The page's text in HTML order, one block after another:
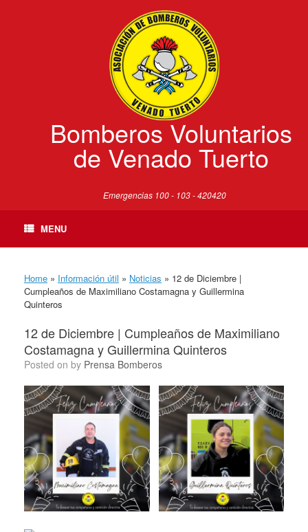
Bomberos Voluntarios
de Venado Tuerto
Emergencias 100 - 103 - 420420
MENU
Home » Información útil » Noticias » 12 de Diciembre |
Cumpleaños de Maximiliano Costamagna y Guillermina
Quinteros
12 de Diciembre | Cumpleaños de Maximiliano
Costamagna y Guillermina Quinteros
Posted on by Prensa Bomberos